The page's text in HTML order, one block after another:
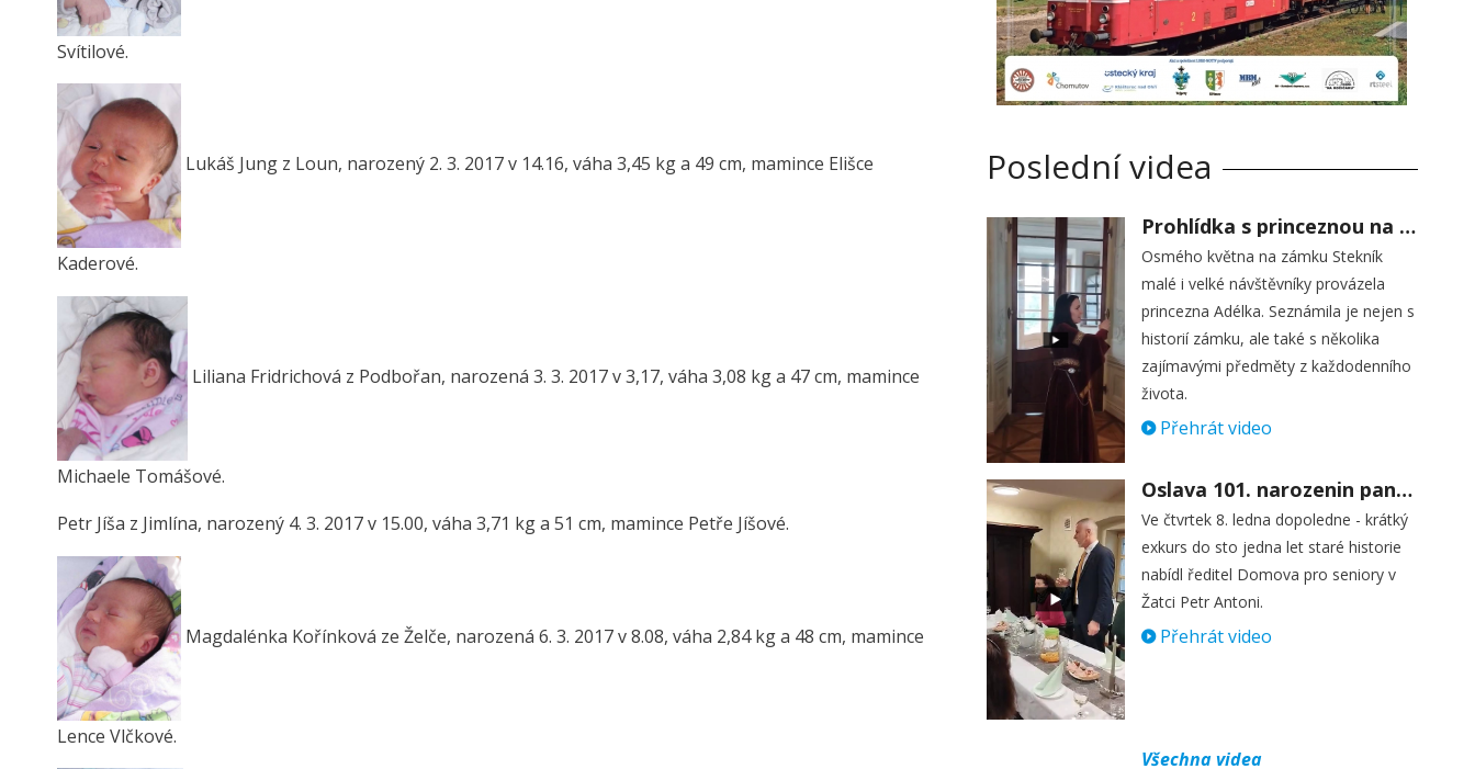
Svítilové.
Lukáš Jung z Loun, narozený 2. 3. 2017 v 14.16, váha 3,45 kg a 49 cm, mamince Elišce
Kaderové.
Liliana Fridrichová z Podbořan, narozená 3. 3. 2017 v 3,17, váha 3,08 kg a 47 cm, mamince
Michaele Tomášové.
Petr Jíša z Jimlína, narozený 4. 3. 2017 v 15.00, váha 3,71 kg a 51 cm, mamince Petře Jíšové.
Magdalénka Kořínková ze Želče, narozená 6. 3. 2017 v 8.08, váha 2,84 kg a 48 cm, mamince
Lence Vlčkové.
Poslední videa
Prohlídka s princeznou na zámku Stekník
Osmého května na zámku Stekník
malé i velké návštěvníky provázela
princezna Adélka. Seznámila je nejen s
historií zámku, ale také s několika
zajímavými předměty z každodenního
života.
Přehrát video
Oslava 101. narozenin paní Věry Skořepové
Ve čtvrtek 8. ledna dopoledne - krátký
exkurs do sto jedna let staré historie
nabídl ředitel Domova pro seniory v
Žatci Petr Antoni.
Přehrát video
Všechna videa